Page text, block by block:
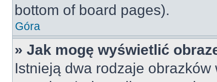
bottom of board pages).
Góra
» Jak mogę wyświetlić
Istnieją dwa rodzaje